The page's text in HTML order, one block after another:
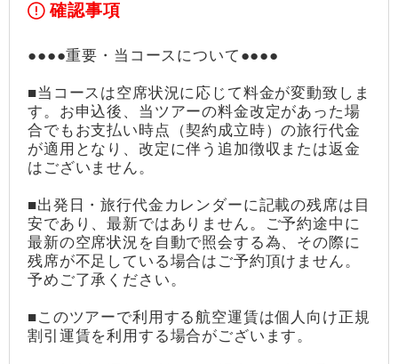
確認事項
●●●●重要・当コースについて●●●●
■当コースは空席状況に応じて料金が変動致しま
す。お申込後、当ツアーの料金改定があった場
合でもお支払い時点（契約成立時）の旅行代金
が適用となり、改定に伴う追加徴収または返金
はございません。
■出発日・旅行代金カレンダーに記載の残席は目
安であり、最新ではありません。ご予約途中に
最新の空席状況を自動で照会する為、その際に
残席が不足している場合はご予約頂けません。
予めご了承ください。
■このツアーで利用する航空運賃は個人向け正規
割引運賃を利用する場合がございます。